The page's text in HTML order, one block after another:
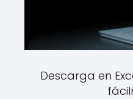
Descarga en